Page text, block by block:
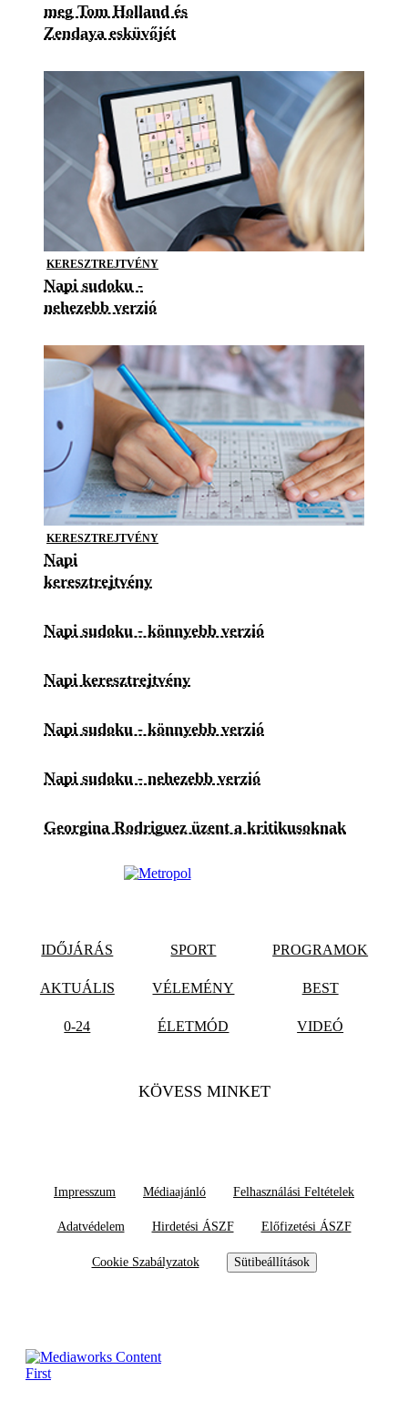
meg Tom Holland és
Zendaya esküvőjét
KERESZTREJTVÉNY
Napi sudoku -
nehezebb verzió
KERESZTREJTVÉNY
Napi
keresztrejtvény
Napi sudoku - könnyebb verzió
Napi keresztrejtvény
Napi sudoku - könnyebb verzió
Napi sudoku - nehezebb verzió
Georgina Rodriguez üzent a kritikusoknak
IDŐJÁRÁS SPORT PROGRAMOK
AKTUÁLIS VÉLEMÉNY BEST
0-24 ÉLETMÓD VIDEÓ
KÖVESS MINKET
Impresszum Médiaajánló Felhasználási Feltételek
Adatvédelem Hirdetési ÁSZF Előfizetési ÁSZF
Cookie Szabályzatok Sütibeállítások